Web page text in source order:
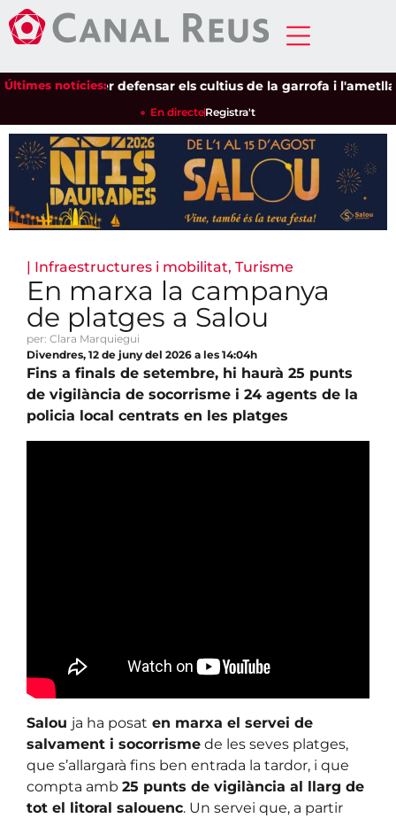
Últimes notícies:per defensar els cultius de la garrofa i l'ametlla de
En directeRegistra't
| Infraestructures i mobilitat, Turisme
En marxa la campanya
de platges a Salou
per: Clara Marquiegui
Divendres, 12 de juny del 2026 a les 14:04h
Fins a finals de setembre, hi haurà 25 punts
de vigilància de socorrisme i 24 agents de la
policia local centrats en les platges
Salou ja ha posat en marxa el servei de
salvament i socorrisme de les seves platges,
que s’allargarà fins ben entrada la tardor, i que
compta amb 25 punts de vigilància al llarg de
tot el litoral salouenc. Un servei que, a partir